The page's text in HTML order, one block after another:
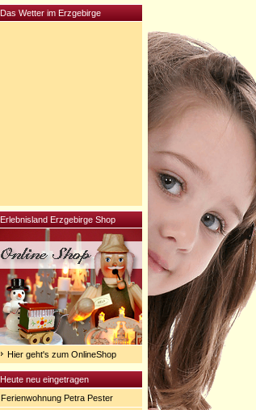
Erlebnisland Erzgebirge Shop
Hier geht's zum OnlineShop
Heute neu eingetragen
Ferienwohnung Petra Pester
Das Wetter im Erzgebirge